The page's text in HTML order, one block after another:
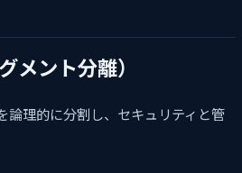
メント分離）
論理的に分割し、セキュリティと管